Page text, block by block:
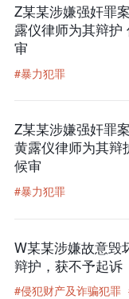
Z某某涉嫌强奸罪
露仪律师为其辩护
审
#暴力犯罪
Z某某涉嫌强奸罪
黄露仪律师为其辩
候审
#暴力犯罪
W某某涉嫌故意毁
辩护，获不予起诉
#侵犯财产及诈骗犯罪